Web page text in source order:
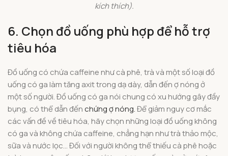
kích thích).
6. Chọn đồ uống phù hợp để hỗ trợ
tiêu hóa
Đồ uống có chứa caffeine như cà phê, trà và một số loại đồ
uống có ga làm tăng axit trong dạ dày, dẫn đến ợ nóng ở
một số người. Đồ uống có ga nói chung có xu hướng gây đầy
bụng, có thể dẫn đếnchứng ợ nóng.Để giảm nguy cơ mắc
các vấn đề về tiêu hóa, hãy chọn những loại đồ uống không
có ga và không chứa caffeine, chẳng hạn như trà thảo mộc,
sữa và nước lọc… Đối với người không thể thiếu cà phê hoặc